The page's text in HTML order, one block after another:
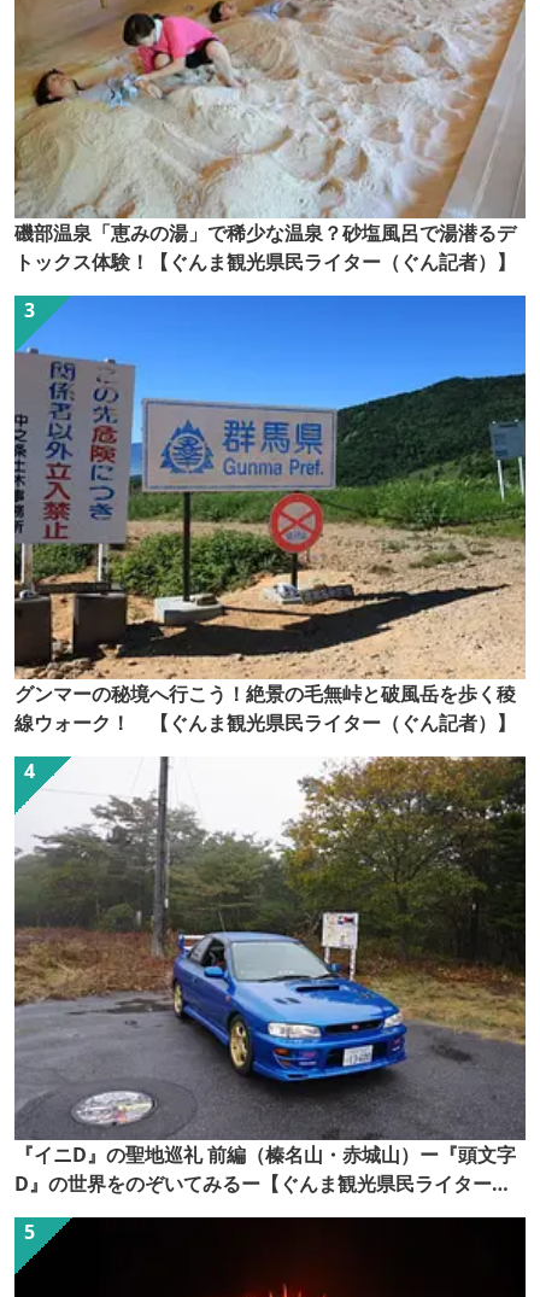
磯部温泉「恵みの湯」で稀少な温泉？砂塩風呂で湯潜るデ
トックス体験！【ぐんま観光県民ライター（ぐん記者）】
グンマーの秘境へ行こう！絶景の毛無峠と破風岳を歩く稜
線ウォーク！ 【ぐんま観光県民ライター（ぐん記者）】
『イニD』の聖地巡礼 前編（榛名山・赤城山）ー『頭文字
D』の世界をのぞいてみるー【ぐんま観光県民ライター
（ぐん記者）】